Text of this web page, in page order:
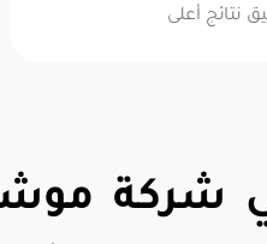
نتائج أعلى
شركة